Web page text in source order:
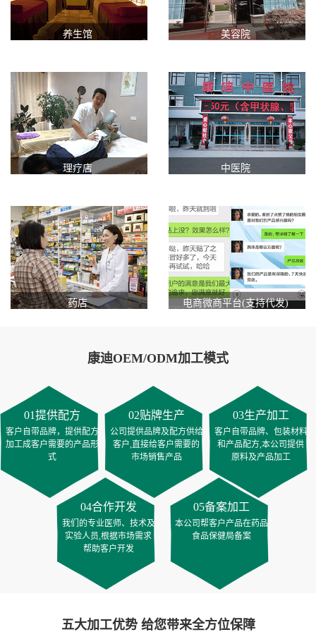
养生馆 美容院
理疗店 中医院
药店 电商微商平台(支持代发)
康迪OEM/ODM加工模式
01提供配方
客户自带品牌，提供配方
加工成客户需要的产品形
式
02贴牌生产
公司提供品牌及配方供给
客户,直接给客户需要的
市场销售产品
03生产加工
客户自带品牌、包装材料
和产品配方,本公司提供
原料及产品加工
04合作开发
我们的专业医师、技术及
实验人员,根据市场需求
帮助客户开发
05备案加工
本公司帮客户产品在药品
食品保健局备案
五大加工优势 给您带来全方位保障